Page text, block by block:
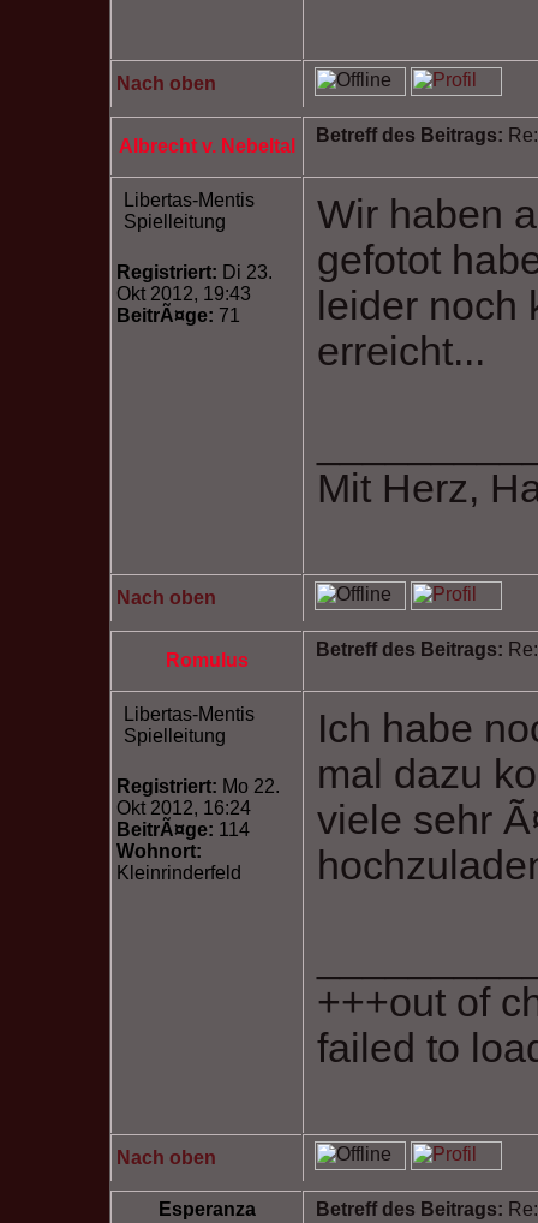
Nach oben
Albrecht v. Nebeltal
Betreff des Beitrags:
Libertas-Mentis
Spielleitung
Registriert: Di 23.
Okt 2012, 19:43
BeitrÃ¤ge: 71
Wir haben
gefotot
leider noch
erreicht...
Mit Herz,
Nach oben
Romulus
Betreff des Beitrags:
Libertas-Mentis
Spielleitung
Registriert: Mo 22.
Okt 2012, 16:24
BeitrÃ¤ge: 114
Wohnort:
Kleinrinderfeld
Ich habe
mal dazu
viele sehr
+++out of
failed to
Nach oben
Esperanza Betreff des Beitrags: